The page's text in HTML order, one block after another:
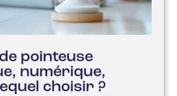
pointeuse
numérique,
choisir ?